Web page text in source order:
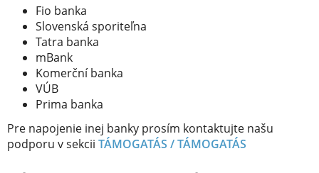
Fio banka
Slovenská sporiteľna
Tatra banka
mBank
Komerční banka
VÚB
Prima banka
Pre napojenie inej banky prosím kontaktujte našu
podporu v sekcii TÁMOGATÁS / TÁMOGATÁS